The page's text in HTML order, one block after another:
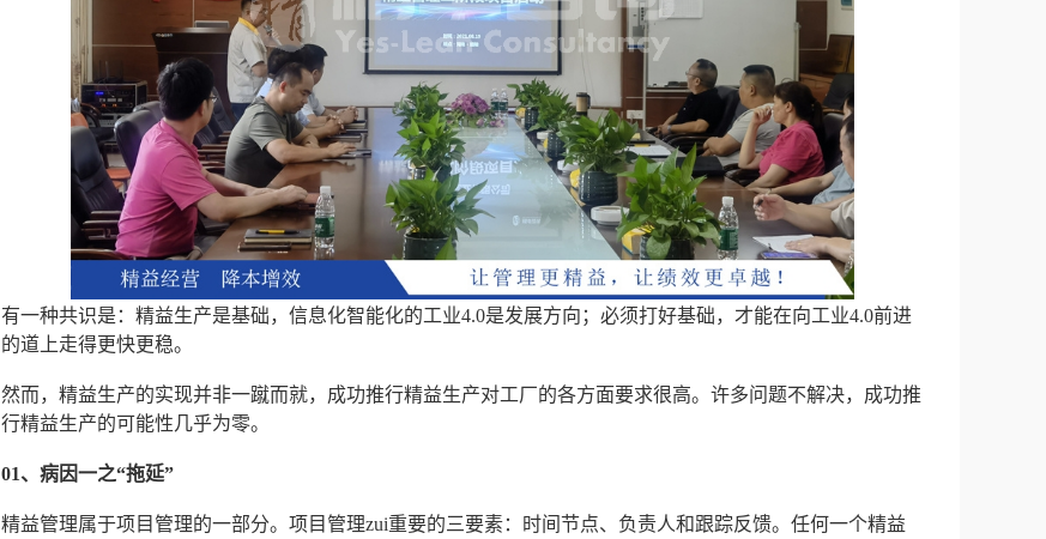
有一种共识是：精益生产是基础，信息化智能化的工业4.0是发展方向；必须打好基础，才能在向工业4.0前进
的道上走得更快更稳。
然而，精益生产的实现并非一蹴而就，成功推行精益生产对工厂的各方面要求很高。许多问题不解决，成功推
行精益生产的可能性几乎为零。
01、病因一之“拖延”
精益管理属于项目管理的一部分。项目管理zui重要的三要素：时间节点、负责人和跟踪反馈。任何一个精益